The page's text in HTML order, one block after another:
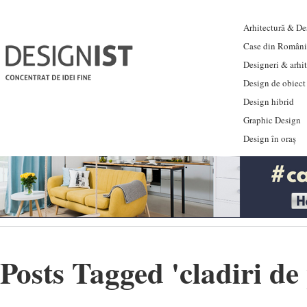
Arhitectură &
Case din
Designeri &
Design de obiect
Design hibrid
Graphic Design
Design în oraș
Posts Tagged 'cladiri